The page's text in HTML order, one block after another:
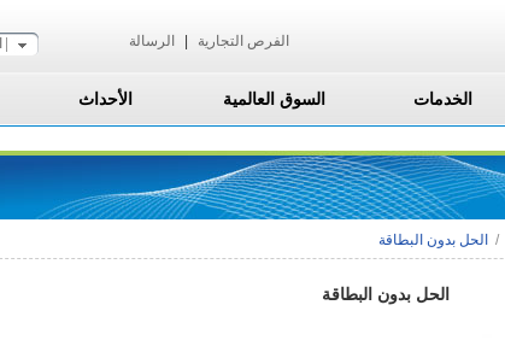
الفرص التجارية الرسالة
الخدمات السوق العالمية الأحداث
/ الحل بدون البطاقة
الحل بدون البطاقة